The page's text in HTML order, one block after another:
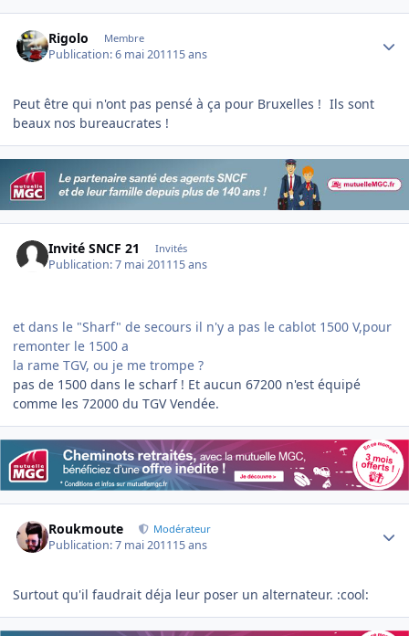
Rigolo Membre
Publication:6 mai 201115 ans
Peut être qui n'ont pas pensé à ça pour Bruxelles ! Ils sont
beaux nos bureaucrates !
Invité SNCF 21 Invités
Publication:7 mai 201115 ans
et dans le "Sharf" de secours il n'y a pas le cablot 1500 V,pour
remonter le 1500 a
la rame TGV, ou je me trompe ?
pas de 1500 dans le scharf ! Et aucun 67200 n'est équipé
comme les 72000 du TGV Vendée.
Roukmoute Modérateur
Publication:7 mai 201115 ans
Surtout qu'il faudrait déja leur poser un alternateur. :cool: